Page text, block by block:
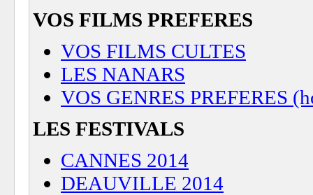
VOS FILMS PREFERES
VOS FILMS CULTES
LES NANARS
VOS GENRES PREFERES
LES FESTIVALS
CANNES 2014
DEAUVILLE 2014